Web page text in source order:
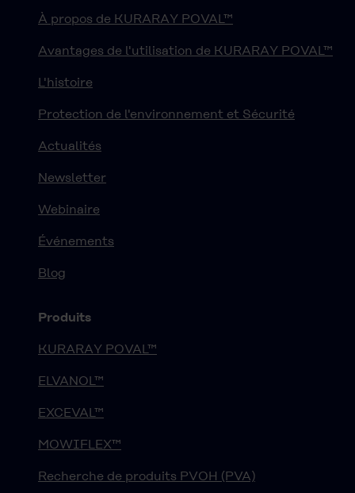
À propos de KURARAY POVAL™
Avantages de l'utilisation de KURARAY POVAL™
L'histoire
Protection de l'environnement et Sécurité
Actualités
Newsletter
Webinaire
Événements
Blog
Produits
KURARAY POVAL™
ELVANOL™
EXCEVAL™
MOWIFLEX™
Recherche de produits PVOH (PVA)